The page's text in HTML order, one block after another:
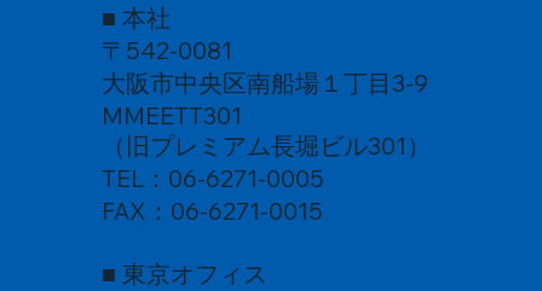
■ 本社
〒542-0081
大阪市中央区南船場１丁目3-9
MMEETT301
（旧プレミアム長堀ビル301）
TEL：06-6271-0005
FAX：06-6271-0015
■ 東京オフィス